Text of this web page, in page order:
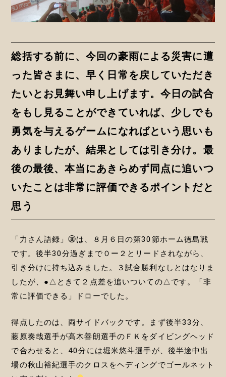
総括する前に、今回の豪雨による災害に遭
った皆さまに、早く日常を戻していただき
たいとお見舞い申し上げます。今日の試合
をもし見ることができていれば、少しでも
勇気を与えるゲームになればという思いも
ありましたが、結果としては引き分け。最
後の最後、本当にあきらめず同点に追いつ
いたことは非常に評価できるポイントだと
思う
「力さん語録」㉚は、８月６日の第30節ホーム徳島戦
です。後半30分過ぎまで０ー２とリードされながら、
引き分けに持ち込みました。３試合勝利なしとはなりま
したが、●△ときて２点差を追いついての△です。「非
常に評価できる」ドローでした。
得点したのは、両サイドバックです。まず後半33分、
藤原奏哉選手が高木善朗選手のＦＫをダイビングヘッド
で合わせると、40分には堀米悠斗選手が、後半途中出
場の秋山裕紀選手のクロスをヘディングでゴールネット